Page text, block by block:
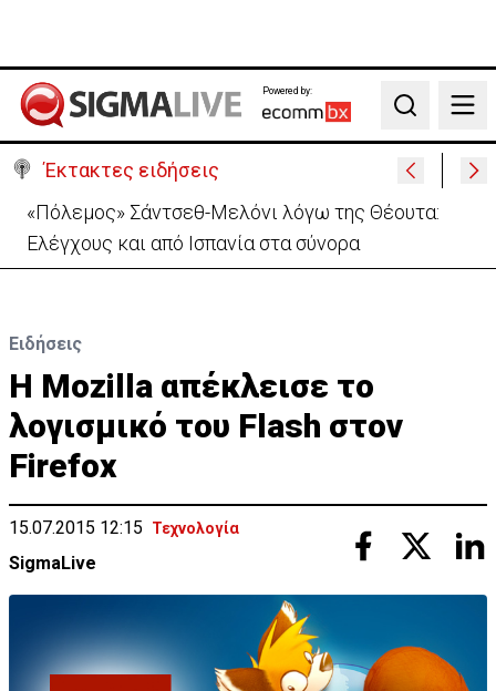
Powered by:
Search
Έκτακτες ειδήσεις
«Πόλεμος» Σάντσεθ-Μελόνι λόγω της Θέουτα:
Ελέγχους και από Ισπανία στα σύνορα
Ειδήσεις
Η Mozilla απέκλεισε το
λογισμικό του Flash στον
Firefox
15.07.2015 12:15 Τεχνολογία
SigmaLive